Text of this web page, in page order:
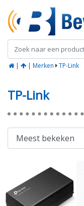
| | Merken TP-Link
TP-Link